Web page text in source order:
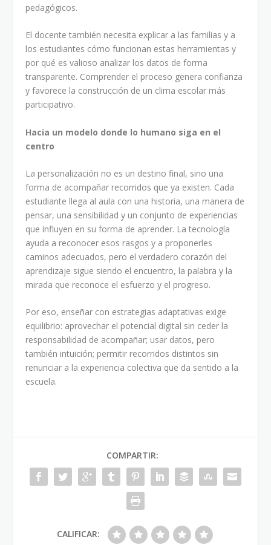
pedagógicos.
El docente también necesita explicar a las familias y a
los estudiantes cómo funcionan estas herramientas y
por qué es valioso analizar los datos de forma
transparente. Comprender el proceso genera confianza
y favorece la construcción de un clima escolar más
participativo.
Hacia un modelo donde lo humano siga en el
centro
La personalización no es un destino final, sino una
forma de acompañar recorridos que ya existen. Cada
estudiante llega al aula con una historia, una manera de
pensar, una sensibilidad y un conjunto de experiencias
que influyen en su forma de aprender. La tecnología
ayuda a reconocer esos rasgos y a proponerles
caminos adecuados, pero el verdadero corazón del
aprendizaje sigue siendo el encuentro, la palabra y la
mirada que reconoce el esfuerzo y el progreso.
Por eso, enseñar con estrategias adaptativas exige
equilibrio: aprovechar el potencial digital sin ceder la
responsabilidad de acompañar; usar datos, pero
también intuición; permitir recorridos distintos sin
renunciar a la experiencia colectiva que da sentido a la
escuela.
COMPARTIR:
CALIFICAR: